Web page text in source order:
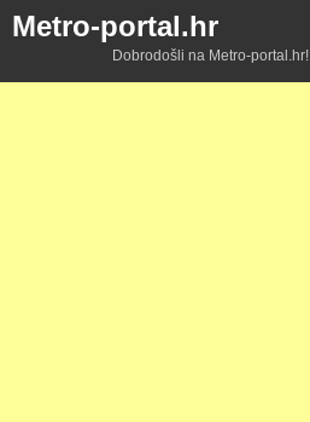
Metro-portal.hr
Dobrodošli na Metro-portal.hr!